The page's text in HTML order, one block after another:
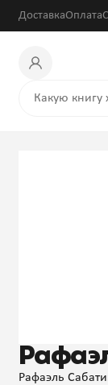
ДоставкаОплата
Рафаэль